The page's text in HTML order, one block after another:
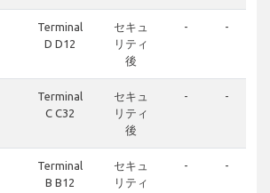
Terminal
D D12
セキュ
リティ
後
- -
Terminal
C C32
セキュ
リティ
後
- -
Terminal
B B12
セキュ
リティ
- -